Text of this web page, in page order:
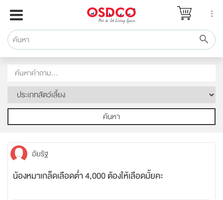
หน้าแรก
แบรนด์
รีวิว
ปรึกษาหมอ
สาระสัตว์เลี้ยง
Pet Channel
ซื้อสินค้า OSDCO
ค้นหา
อัยรัฐ
น้องหมาเกล็ดเลือดต่ำ 4,000 ต้องให้เลือดมั้ยคะ